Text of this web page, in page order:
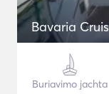
Bavaria
Buriavimo jachta